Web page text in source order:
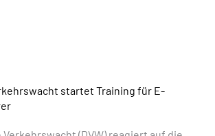
startet Training für E-